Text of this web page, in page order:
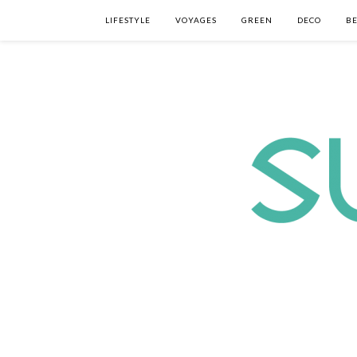
LIFESTYLE VOYAGES GREEN DECO